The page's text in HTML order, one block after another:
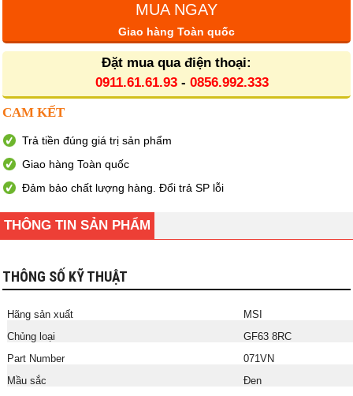
MUA NGAY
Giao hàng Toàn quốc
Đặt mua qua điện thoại:
0911.61.61.93- 0856.992.333
CAM KẾT
Trả tiền đúng giá trị sản phẩm
Giao hàng Toàn quốc
Đảm bảo chất lượng hàng. Đổi trả SP lỗi
THÔNG TIN SẢN PHẨM
THÔNG SỐ KỸ THUẬT
Hãng sản xuất
MSI
Chủng loại
GF63 8RC
Part Number
071VN
Mầu sắc
Đen